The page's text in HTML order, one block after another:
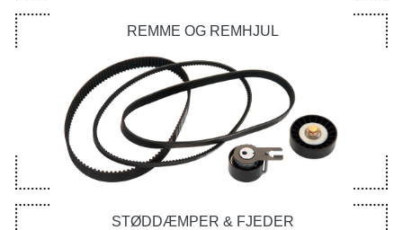
REMME OG REMHJUL
STØDDÆMPER & FJEDER